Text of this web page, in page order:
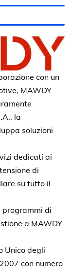
con un
MAWDY
la
soluzioni
dedicati ai
di
su tutto il
programmi di
a MAWDY
Unico degli
con numero